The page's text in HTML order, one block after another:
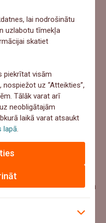
kā
uzsākšanai.
ir rast
un
kā arī nodrošināt
Marija
stratēģijas
un
– Swedbank
stratēģijas uzņēmumu
arī Latvijā. Izveidots
”, kas jaunuzņēmumiem
ilgtspējas
uzņēmumiem.
lai nodrošinātu
uzlabotu tīmekļa
skatiet
piekrītat visām
uz “Atteikties”,
Tālāk varat arī
neobligātajām
laikā varat atsaukt
lapā